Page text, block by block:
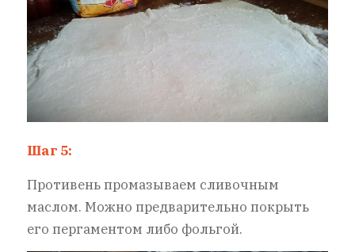
Шаг 5:
Противень промазываем сливочным
маслом. Можно предварительно покрыть
его пергаментом либо фольгой.